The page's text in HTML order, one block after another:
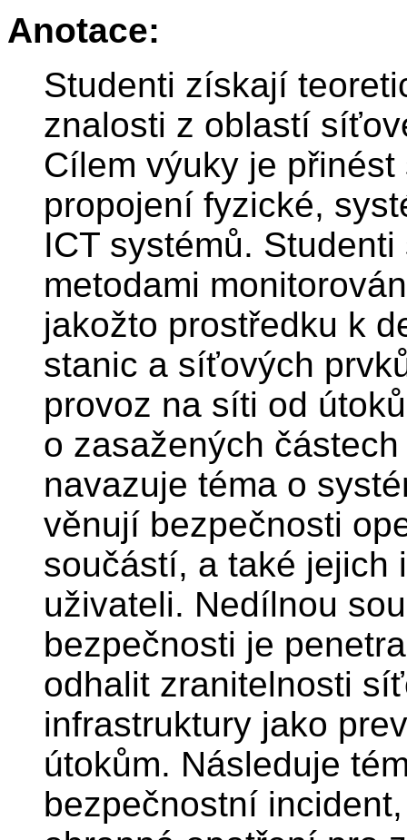
Anotace:
Studenti získají
znalosti z oblastí
Cílem výuky je
propojení fyzické,
ICT systémů.
metodami
jakožto prostředku k
stanic a síťových
provoz na síti od
o zasažených
navazuje téma o
věnují bezpečnosti
součástí, a také jejich
uživateli. Nedílnou
bezpečnosti je
odhalit zranitelnosti
infrastruktury jako
útokům. Následuje
bezpečnostní